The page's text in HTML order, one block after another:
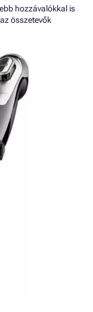
hozzávalókkal is
összetevők